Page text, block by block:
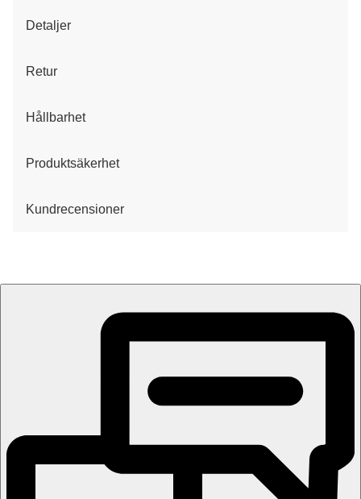
Detaljer
Retur
Hållbarhet
Produktsäkerhet
Kundrecensioner